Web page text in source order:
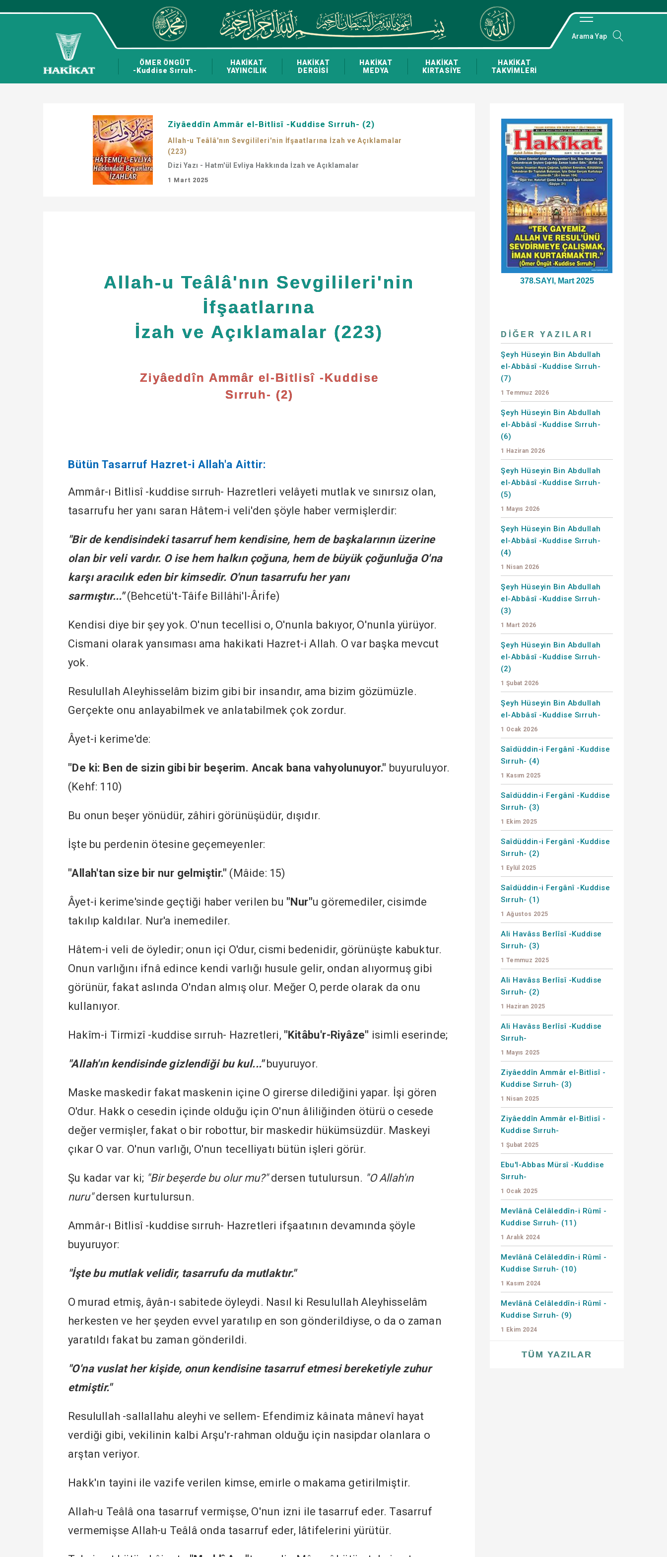
ÖMER ÖNGÜT
-Kuddise Sırruh-
HAKİKAT
YAYINCILIK
HAKİKAT
DERGİSİ
HAKİKAT
MEDYA
HAKİKAT
KIRTASİYE
HAKİKAT
TAKVİMLERİ
Arama Yap
Ziyâeddîn Ammâr el-Bitlisî -Kuddise Sırruh- (2)
Allah-u Teâlâ'nın Sevgilileri'nin İfşaatlarına İzah ve Açıklamalar
(223)
Dizi Yazı - Hatm'ül Evliya Hakkında İzah ve Açıklamalar
1 Mart 2025
Allah-u Teâlâ'nın Sevgilileri'nin
İfşaatlarına
İzah ve Açıklamalar (223)
Ziyâeddîn Ammâr el-Bitlisî -Kuddise
Sırruh- (2)
Bütün Tasarruf Hazret-i Allah'a Aittir:
Ammâr-ı Bitlisî -kuddise sırruh- Hazretleri velâyeti mutlak ve sınırsız olan,
tasarrufu her yanı saran Hâtem-i veli'den şöyle haber vermişlerdir:
"Bir de kendisindeki tasarruf hem kendisine, hem de başkalarının üzerine
olan bir veli vardır. O ise hem halkın çoğuna, hem de büyük çoğunluğa O'na
karşı aracılık eden bir kimsedir. O'nun tasarrufu her yanı
sarmıştır..."(Behcetü't-Tâife Billâhi'l-Ârife)
Kendisi diye bir şey yok. O'nun tecellisi o, O'nunla bakıyor, O'nunla yürüyor.
Cismani olarak yansıması ama hakikati Hazret-i Allah. O var başka mevcut
yok.
Resulullah Aleyhisselâm bizim gibi bir insandır, ama bizim gözümüzle.
Gerçekte onu anlayabilmek ve anlatabilmek çok zordur.
Âyet-i kerime'de:
"De ki: Ben de sizin gibi bir beşerim. Ancak bana vahyolunuyor." buyuruluyor.
(Kehf: 110)
Bu onun beşer yönüdür, zâhiri görünüşüdür, dışıdır.
İşte bu perdenin ötesine geçemeyenler:
"Allah'tan size bir nur gelmiştir." (Mâide: 15)
Âyet-i kerime'sinde geçtiği haber verilen bu "Nur"u göremediler, cisimde
takılıp kaldılar. Nur'a inemediler.
Hâtem-i veli de öyledir; onun içi O'dur, cismi bedenidir, görünüşte kabuktur.
Onun varlığını ifnâ edince kendi varlığı husule gelir, ondan alıyormuş gibi
görünür, fakat aslında O'ndan almış olur. Meğer O, perde olarak da onu
kullanıyor.
Hakîm-i Tirmizî -kuddise sırruh- Hazretleri, "Kitâbu'r-Riyâze" isimli eserinde;
"Allah'ın kendisinde gizlendiği bu kul..."buyuruyor.
Maske maskedir fakat maskenin içine O girerse dilediğini yapar. İşi gören
O'dur. Hakk o cesedin içinde olduğu için O'nun âliliğinden ötürü o cesede
değer vermişler, fakat o bir robottur, bir maskedir hükümsüzdür. Maskeyi
çıkar O var. O'nun varlığı, O'nun tecelliyatı bütün işleri görür.
Şu kadar var ki; "Bir beşerde bu olur mu?"dersen tutulursun. "O Allah'ın
nuru"dersen kurtulursun.
Ammâr-ı Bitlisî -kuddise sırruh- Hazretleri ifşaatının devamında şöyle
buyuruyor:
"İşte bu mutlak velidir, tasarrufu da mutlaktır."
O murad etmiş, âyân-ı sabitede öyleydi. Nasıl ki Resulullah Aleyhisselâm
herkesten ve her şeyden evvel yaratılıp en son gönderildiyse, o da o zaman
yaratıldı fakat bu zaman gönderildi.
"O'na vuslat her kişide, onun kendisine tasarruf etmesi bereketiyle zuhur
etmiştir."
Resulullah -sallallahu aleyhi ve sellem- Efendimiz kâinata mânevî hayat
verdiği gibi, vekilinin kalbi Arşu'r-rahman olduğu için nasipdar olanlara o
arştan veriyor.
Hakk'ın tayini ile vazife verilen kimse, emirle o makama getirilmiştir.
Allah-u Teâlâ ona tasarruf vermişse, O'nun izni ile tasarruf eder. Tasarruf
vermemişse Allah-u Teâlâ onda tasarruf eder, lâtifelerini yürütür.
378.SAYI, Mart 2025
DIĞER YAZILARI
Şeyh Hüseyin Bin Abdullah
el-Abbâsî -Kuddise Sırruh-
(7)
1 Temmuz 2026
Şeyh Hüseyin Bin Abdullah
el-Abbâsî -Kuddise Sırruh-
(6)
1 Haziran 2026
Şeyh Hüseyin Bin Abdullah
el-Abbâsî -Kuddise Sırruh-
(5)
1 Mayıs 2026
Şeyh Hüseyin Bin Abdullah
el-Abbâsî -Kuddise Sırruh-
(4)
1 Nisan 2026
Şeyh Hüseyin Bin Abdullah
el-Abbâsî -Kuddise Sırruh-
(3)
1 Mart 2026
Şeyh Hüseyin Bin Abdullah
el-Abbâsî -Kuddise Sırruh-
(2)
1 Şubat 2026
Şeyh Hüseyin Bin Abdullah
el-Abbâsî -Kuddise Sırruh-
1 Ocak 2026
Saîdüddin-i Fergânî -Kuddise
Sırruh- (4)
1 Kasım 2025
Saîdüddin-i Fergânî -Kuddise
Sırruh- (3)
1 Ekim 2025
Saîdüddin-i Fergânî -Kuddise
Sırruh- (2)
1 Eylül 2025
Saîdüddin-i Fergânî -Kuddise
Sırruh- (1)
1 Ağustos 2025
Ali Havâss Berlîsî -Kuddise
Sırruh- (3)
1 Temmuz 2025
Ali Havâss Berlîsî -Kuddise
Sırruh- (2)
1 Haziran 2025
Ali Havâss Berlîsî -Kuddise
Sırruh-
1 Mayıs 2025
Ziyâeddîn Ammâr el-Bitlisî -
Kuddise Sırruh- (3)
1 Nisan 2025
Ziyâeddîn Ammâr el-Bitlisî -
Kuddise Sırruh-
1 Şubat 2025
Ebu'l-Abbas Mürsî -Kuddise
Sırruh-
1 Ocak 2025
Mevlânâ Celâleddîn-i Rûmî -
Kuddise Sırruh- (11)
1 Aralık 2024
Mevlânâ Celâleddîn-i Rûmî -
Kuddise Sırruh- (10)
1 Kasım 2024
Mevlânâ Celâleddîn-i Rûmî -
Kuddise Sırruh- (9)
1 Ekim 2024
TÜM YAZILAR